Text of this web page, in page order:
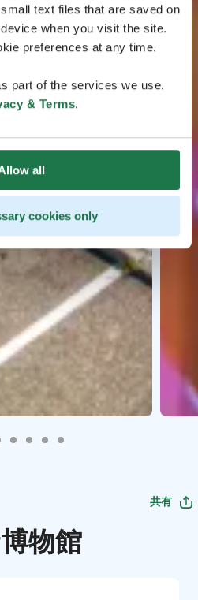
text files that are saved on
when you visit the site.
preferences at any time.
part of the services we use.
& Terms.
all
cookies only
共有
物館